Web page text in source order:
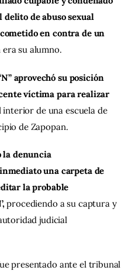
de abuso sexual
en contra de un
era su alumno.
aprovechó su posición
víctima para realizar
interior de una escuela de
de Zapopan.
la denuncia
una carpeta de
la probable
procediendo a su captura y
judicial
presentado ante el tribunal